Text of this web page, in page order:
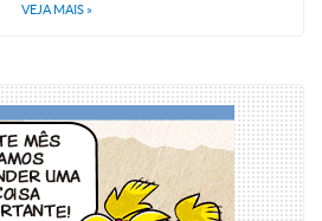
VEJA MAIS »